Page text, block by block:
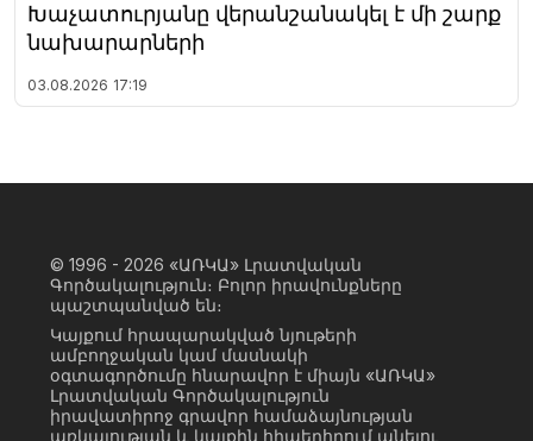
Խաչատուրյանը վերանշանակել է մի շարք
նախարարների
03.08.2026 17:19
© 1996 - 2026 «ԱՌԿԱ» Լրատվական
Գործակալություն։ Բոլոր իրավունքները
պաշտպանված են։
Կայքում հրապարակված նյութերի
ամբողջական կամ մասնակի
օգտագործումը հնարավոր է միայն «ԱՌԿԱ»
Լրատվական Գործակալություն
իրավատիրոջ գրավոր համաձայնության
առկայության և կայքին հիպերհղում անելու